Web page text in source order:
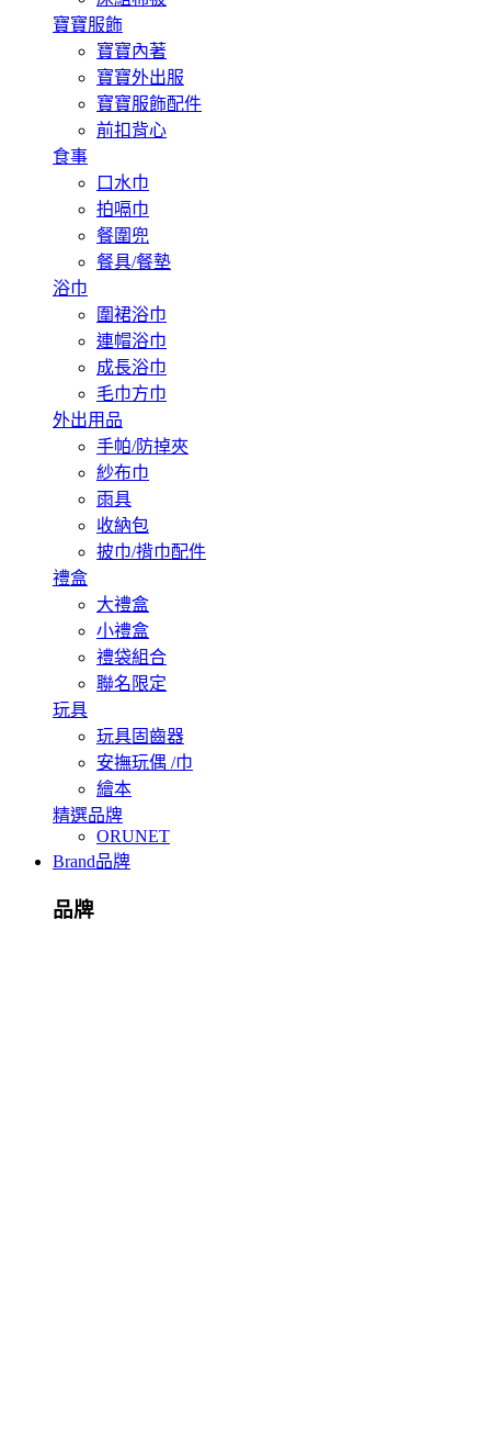
寶寶服飾
寶寶內著
寶寶外出服
寶寶服飾配件
前扣背心
食事
口水巾
拍嗝巾
餐圍兜
餐具/餐墊
浴巾
圍裙浴巾
連帽浴巾
成長浴巾
毛巾方巾
外出用品
手帕/防掉夾
紗布巾
雨具
收納包
披巾/揹巾配件
禮盒
大禮盒
小禮盒
禮袋組合
聯名限定
玩具
玩具固齒器
安撫玩偶 /巾
繪本
精選品牌
ORUNET
Brand品牌
品牌